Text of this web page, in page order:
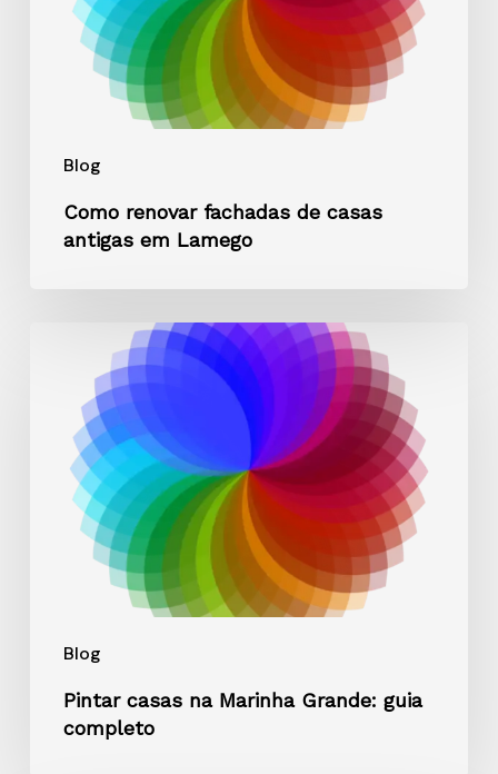
Blog
Lamego
Como renovar fachadas de casas
antigas em Lamego
Blog
Marinha
Grande:
completo
Pintar casas na Marinha Grande: guia
completo